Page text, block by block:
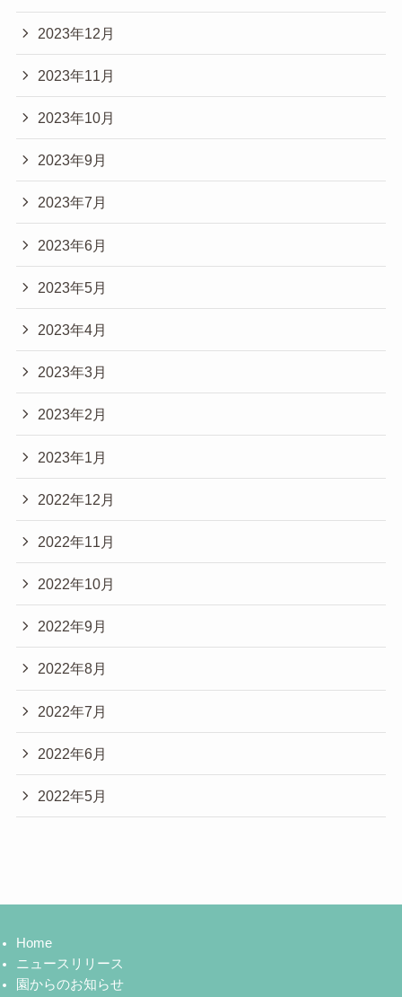
2023年12月
2023年11月
2023年10月
2023年9月
2023年7月
2023年6月
2023年5月
2023年4月
2023年3月
2023年2月
2023年1月
2022年12月
2022年11月
2022年10月
2022年9月
2022年8月
2022年7月
2022年6月
2022年5月
Home
ニュースリリース
園からのお知らせ